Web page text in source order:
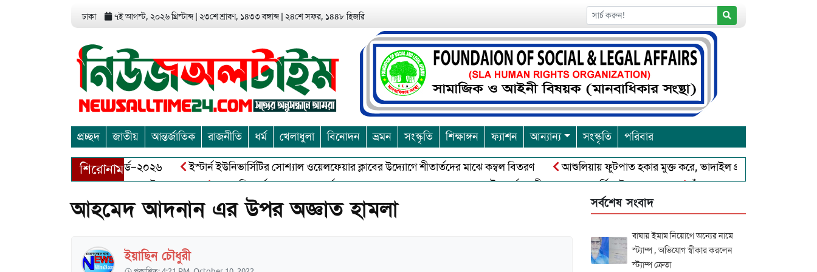
ঢাকা ৭ই আগস্ট, ২০২৬ খ্রিস্টাব্দ ২৩শে শ্রাবণ, ১৪৩৩ বঙ্গাব্দ ২৪শে সফর, ১৪৪৮ হিজরি
প্রচ্ছদ জাতীয় আন্তর্জাতিক রাজনীতি ধর্ম খেলাধুলা বিনোদন ভ্রমন সংস্কৃতি শিক্ষাঙ্গন ফ্যাশন আন্যান্য সংস্কৃতি পরিবার
শিরোনাম
এন্ট্রাপ্রেনিয়র অ্যাওয়ার্ড–২০২৬ ইস্টার্ন ইউনিভার্সিটির সোশ্যাল ওয়েলফেয়ার ক্লাবের উদ্যোগে শীতার্তদের মাঝে কম্বল বিতরণ
আশুলিয়ায় ফুটপাত হকার মুক্ত করে, ভাদাইল প্রাইমারি ফ্রেন্ডস ক্লাব এর
মুক্তিযোদ্ধা আব্দুল খালেক এর ইন্তেকাল
আত্মশুদ্ধি অর্জন ও অশুভকে বর্জন করে সত্য,সুন্দরকে বরনে কলাপাড়ায় বৌদ্ধ ধর্মাবলম্বীদের প্রবারনা পূর্নিমা উৎসব শুরু চাঁদপুরে বাংলাদেশ আহলে সুন্নাত ওয়াল
আহমেদ আদনান এর উপর অজ্ঞাত হামলা
ইয়াছিন চৌধুরী
সর্বশেষ সংবাদ
বাঘায় ইমাম নিয়োগে অন্যের নামে
স্ট্যাম্প , অভিযোগ স্বীকার করলেন
স্ট্যাম্প ক্রেতা